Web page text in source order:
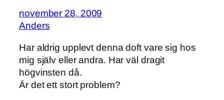
november 28, 2009
Anders
Har aldrig upplevt denna doft vare sig hos
mig själv eller andra. Har väl dragit
högvinsten då.
Är det ett stort problem?